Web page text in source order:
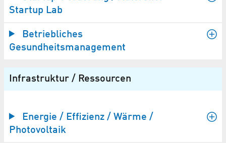
Startup Lab
Betriebliches
Gesundheitsmanagement
Infrastruktur / Ressourcen
Energie / Effizienz / Wärme /
Photovoltaik